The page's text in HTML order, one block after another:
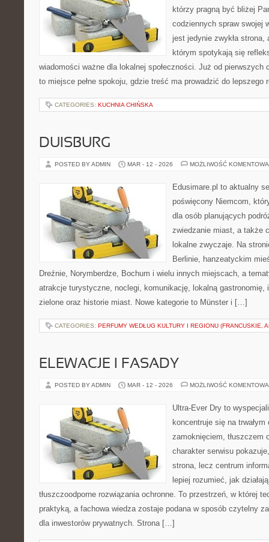
którzy pragną być bliżej
codziennych spraw swojej
jest jedynie zwykła strona,
którym spotykają się
wiadomości ważne dla lokalnej społeczności. Już od pierwszych
to miejsce pełne spokoju, gdzie treść ma prowadzić do
CATEGORIES: KUCHNIA CHIŃSKA
DUISBURG
POSTED BY ADMIN MAR - 12 - 2026 MOŻLIWOŚĆ
Edusimare.pl to aktualny
poświęcony Niemcom,
dla osób planujących
zwiedzanie miast, a także
lokalne zwyczaje. Na
Berlinie, hanzeatyckim
Dreźnie, Norymberdze, Bochum i wielu innych miejscach, a
atrakcje turystyczne, noclegi, komunikację, lokalną gastronomię,
zielone oraz historie miast. Nowe kategorie to Münster i […]
CATEGORIES: PERFUMY WEDŁUG KULTURY I REGIONU (FRANCUSKIE,
ELEWACJE I FASADY
POSTED BY ADMIN MAR - 12 - 2026 MOŻLIWOŚĆ
Ultra-Ever Dry to
koncentruje się na trwałym
zamoknięciem, tłuszczem
charakter serwisu
strona, lecz centrum
lepiej rozumieć, jak
tłuszczoodporne rozwiązania ochronne. To przestrzeń, w której
praktyką, a fachowa wiedza zostaje podana w sposób czytelny
dla inwestorów prywatnych. Strona […]